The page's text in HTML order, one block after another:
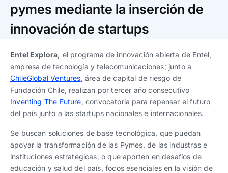
Trabaja con nosotros
Ver todo
Español |English
Ver todas
Español|English
Ver todas
Español|English
progresivos de gestión
Ver todos
Español |English
pymes mediante la inserción de
innovación de startups
Entel Explora, el programa de innovación abierta de Entel,
empresa de tecnología y telecomunicaciones; junto a
ChileGlobal Ventures, área de capital de riesgo de
Fundación Chile, realizan por tercer año consecutivo
Inventing The Future, convocatoria para repensar el futuro
del país junto a las startups nacionales e internacionales.
Se buscan soluciones de base tecnológica, que puedan
apoyar la transformación de las Pymes, de las industras e
instituciones estratégicas, o que aporten en desafíos de
educación y salud del país, focos esenciales en la visión de